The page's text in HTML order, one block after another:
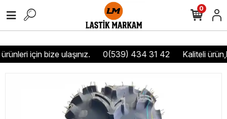
için bize ulaşınız. 0(539) 434 31 42 Kaliteli
0